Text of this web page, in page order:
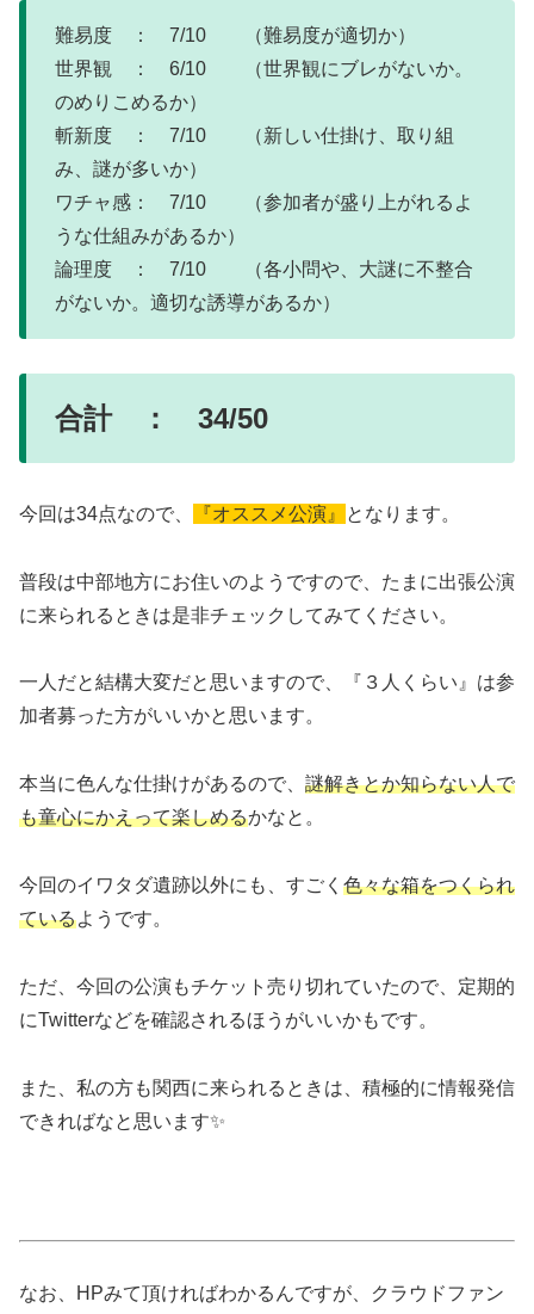
難易度 ： 7/10 （難易度が適切か）
世界観 ： 6/10 （世界観にブレがないか。
のめりこめるか）
斬新度 ： 7/10 （新しい仕掛け、取り組
み、謎が多いか）
ワチャ感： 7/10 （参加者が盛り上がれるよ
うな仕組みがあるか）
論理度 ： 7/10 （各小問や、大謎に不整合
がないか。適切な誘導があるか）
合計 ： 34/50
今回は34点なので、 『オススメ公演』 となります。
普段は中部地方にお住いのようですので、たまに出張公演
に来られるときは是非チェックしてみてください。
一人だと結構大変だと思いますので、『３人くらい』は参
加者募った方がいいかと思います。
本当に色んな仕掛けがあるので、 謎解きとか知らない人で
も童心にかえって楽しめるかなと。
今回のイワタダ遺跡以外にも、すごく 色々な箱をつくられ
ているようです。
ただ、今回の公演もチケット売り切れていたので、定期的
にTwitterなどを確認されるほうがいいかもです。
また、私の方も関西に来られるときは、積極的に情報発信
できればなと思います✨
なお、HPみて頂ければわかるんですが、クラウドファン